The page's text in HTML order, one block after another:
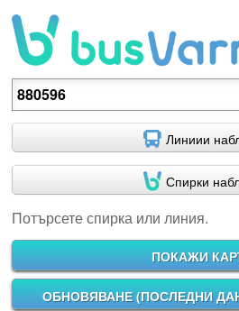
Потърсете спирка или линия.
Линиии
Спирки
Потърсете спирка или линия.
ПОКАЖИ
ОБНОВЯВАНЕ (ПОСЛЕДНИ